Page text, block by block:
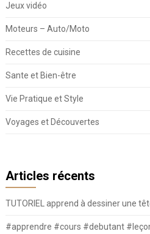
Jeux vidéo
Moteurs – Auto/Moto
Recettes de cuisine
Sante et Bien-être
Vie Pratique et Style
Voyages et Découvertes
Articles récents
TUTORIEL apprend à dessiner une
#apprendre #cours #debutant